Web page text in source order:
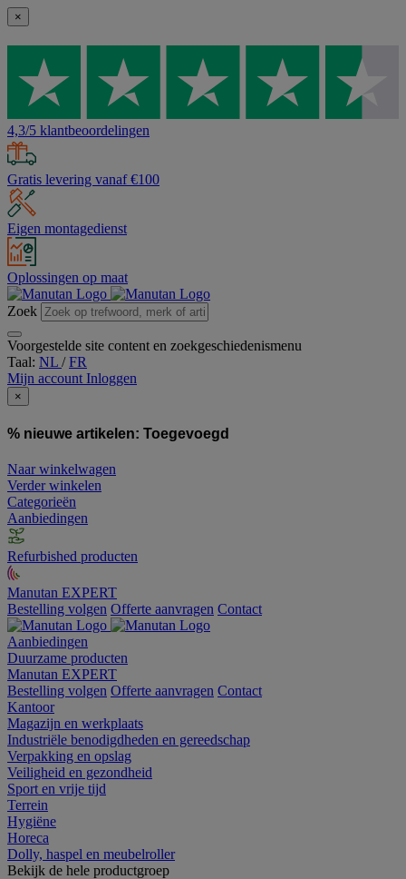
×
4,3/5 klantbeoordelingen
Gratis levering vanaf €100
Eigen montagedienst
Oplossingen op maat
Zoek
Voorgestelde site content en zoekgeschiedenismenu
Taal: NL /FR
Mijn account Inloggen
×
% nieuwe artikelen: Toegevoegd
Naar winkelwagen
Verder winkelen
Categorieën
Aanbiedingen
Refurbished producten
Manutan EXPERT
Bestelling volgen Offerte aanvragen Contact
Aanbiedingen
Duurzame producten
Manutan EXPERT
Bestelling volgen Offerte aanvragen Contact
Kantoor
Magazijn en werkplaats
Industriële benodigdheden en gereedschap
Verpakking en opslag
Veiligheid en gezondheid
Sport en vrije tijd
Terrein
Hygiëne
Horeca
Dolly, haspel en meubelroller
Bekijk de hele productgroep